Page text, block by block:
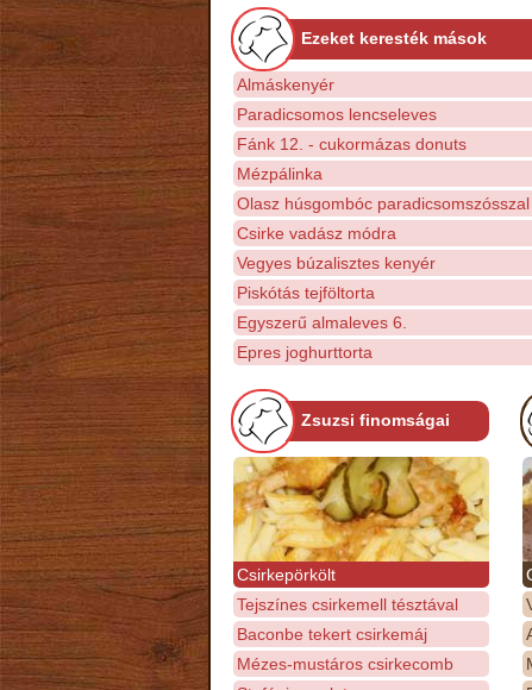
Ezeket keresték mások
Almáskenyér
Paradicsomos lencseleves
Fánk 12. - cukormázas donuts
Mézpálinka
Olasz húsgombóc paradicsomszósszal
Csirke vadász módra
Vegyes búzalisztes kenyér
Piskótás tejföltorta
Egyszerű almaleves 6.
Epres joghurttorta
Zsuzsi finomságai
Csirkepörkölt
Tejszínes csirkemell tésztával
Baconbe tekert csirkemáj
Mézes-mustáros csirkecomb